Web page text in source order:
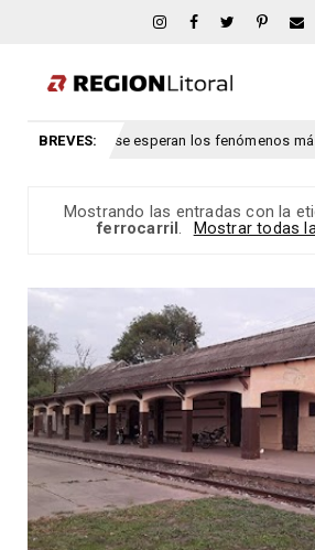
BREVES:
se esperan los fenómenos más intensos
Mostrando las entradas con la
ferrocarril . Mostrar todas